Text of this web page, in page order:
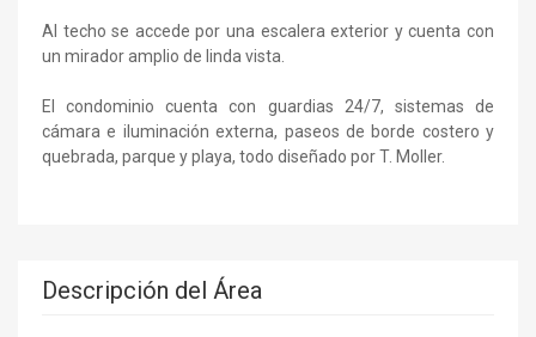
Al techo se accede por una escalera exterior y cuenta con
un mirador amplio de linda vista.
El condominio cuenta con guardias 24/7, sistemas de
cámara e iluminación externa, paseos de borde costero y
quebrada, parque y playa, todo diseñado por T. Moller.
Descripción del Área